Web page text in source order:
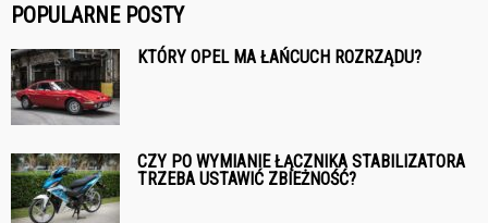
POPULARNE POSTY
KTÓRY OPEL MA ŁAŃCUCH ROZRZĄDU?
CZY PO WYMIANIE ŁĄCZNIKA STABILIZATORA
TRZEBA USTAWIĆ ZBIEŻNOŚĆ?